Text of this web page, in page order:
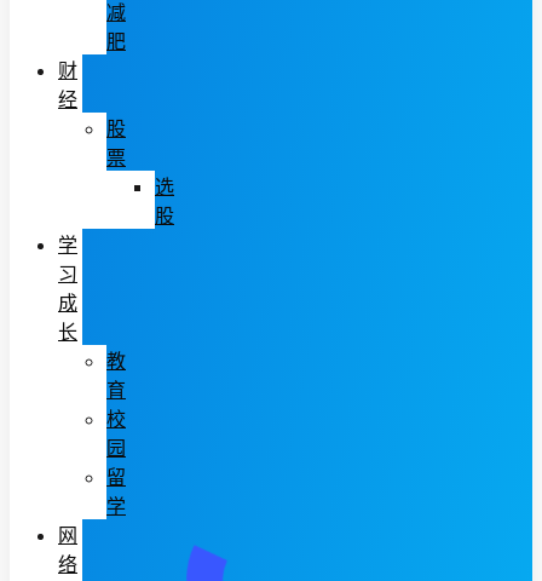
减
肥
财
经
股
票
选
股
学
习
成
长
教
育
校
园
留
学
网
络